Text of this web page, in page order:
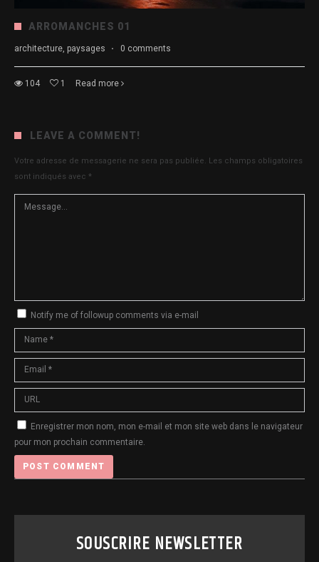
ARROMANCHES 01
architecture, paysages · 0 comments
104 1 Read more
LEAVE A COMMENT!
Votre adresse de messagerie ne sera pas publiée. Les champs obligatoires
sont indiqués avec *
Notify me of followup comments via e-mail
Enregistrer mon nom, mon e-mail et mon site web dans le navigateur
pour mon prochain commentaire.
SOUSCRIRE NEWSLETTER